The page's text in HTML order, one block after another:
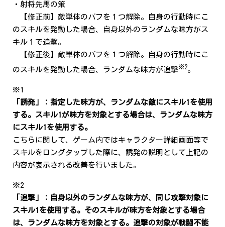
・射将先馬の策
【修正前】敵単体のバフを１つ解除。自身の行動時にこ
のスキルを発動した場合、自身以外のランダムな味方がス
キル１で追撃。
【修正後】敵単体のバフを１つ解除。自身の行動時にこ
のスキルを発動した場合、ランダムな味方が追撃※2。
※1
「誘発」：指定した味方が、ランダムな敵にスキル1を使用
する。スキル1が味方を対象とする場合は、ランダムな味方
にスキル1を使用する。
こちらに関して、ゲーム内ではキャラクター詳細画面等で
スキルをロングタップした際に、誘発の説明として上記の
内容が表示される改善を行いました。
※2
「追撃」：自身以外のランダムな味方が、同じ攻撃対象に
スキル1を使用する。そのスキルが味方を対象とする場合
は、ランダムな味方を対象とする。追撃の対象が戦闘不能